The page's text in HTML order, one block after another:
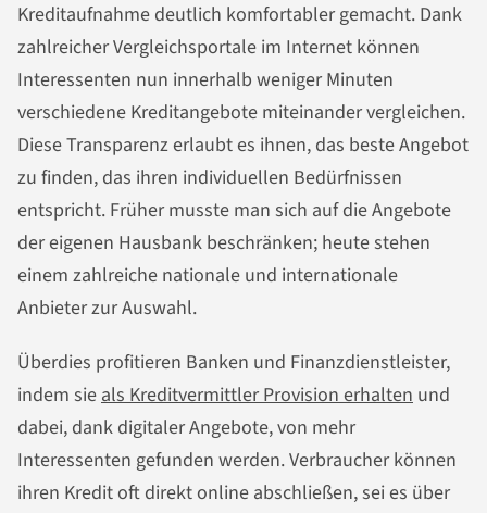
Kreditaufnahme deutlich komfortabler gemacht. Dank
zahlreicher Vergleichsportale im Internet können
Interessenten nun innerhalb weniger Minuten
verschiedene Kreditangebote miteinander vergleichen.
Diese Transparenz erlaubt es ihnen, das beste Angebot
zu finden, das ihren individuellen Bedürfnissen
entspricht. Früher musste man sich auf die Angebote
der eigenen Hausbank beschränken; heute stehen
einem zahlreiche nationale und internationale
Anbieter zur Auswahl.
Überdies profitieren Banken und Finanzdienstleister,
indem sieals Kreditvermittler Provision erhalten und
dabei, dank digitaler Angebote, von mehr
Interessenten gefunden werden. Verbraucher können
ihren Kredit oft direkt online abschließen, sei es über